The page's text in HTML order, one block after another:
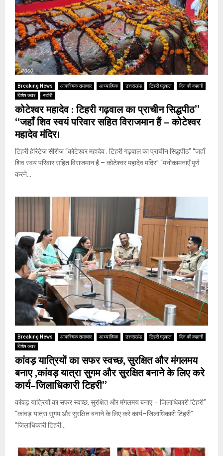
Breaking News आकस्मिक समाचार आध्यात्मिक उत्तराखंड टिहरी गढ़वाल
दिन की कहानी
विशेष कवर
स्टोरी
कोटेश्वर महादेव : टिहरी गढ़वाल का प्राचीन सिद्धपीठ”
“जहाँ शिव स्वयं परिवार सहित विराजमान हैं – कोटेश्वर
महादेव मंदिर।
टिहरी हेरिटेज सीरीज “कोटेश्वर महादेव : टिहरी गढ़वाल का प्राचीन सिद्धपीठ” “जहाँ
शिव स्वयं परिवार सहित विराजमान हैं – कोटेश्वर महादेव मंदिर” “मनोकामनाएँ पूर्ण
करने...
Breaking News आकस्मिक समाचार आध्यात्मिक उत्तराखंड टिहरी गढ़वाल
दिन की कहानी
विशेष कवर
कांवड़ यात्रियों का सफर स्वच्छ, सुरक्षित और मंगलमय
बनाए ,कांवड़ यात्रा सुगम और सुरक्षित बनाने के लिए करे
कार्य–जिलाधिकारी टिहरी”
कांवड़ यात्रियों का सफर स्वच्छ, सुरक्षित और मंगलमय बनाए – जिलाधिकारी टिहरी”
“कांवड़ यात्रा सुगम और सुरक्षित बनाने के लिए करे कार्य–जिलाधिकारी टिहरी”
‘‘जिलाधिकारी टिहरी...